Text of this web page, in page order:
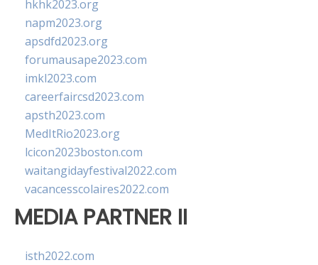
hkhk2023.org
napm2023.org
apsdfd2023.org
forumausape2023.com
imkl2023.com
careerfaircsd2023.com
apsth2023.com
MedItRio2023.org
lcicon2023boston.com
waitangidayfestival2022.com
vacancesscolaires2022.com
MEDIA PARTNER II
isth2022.com